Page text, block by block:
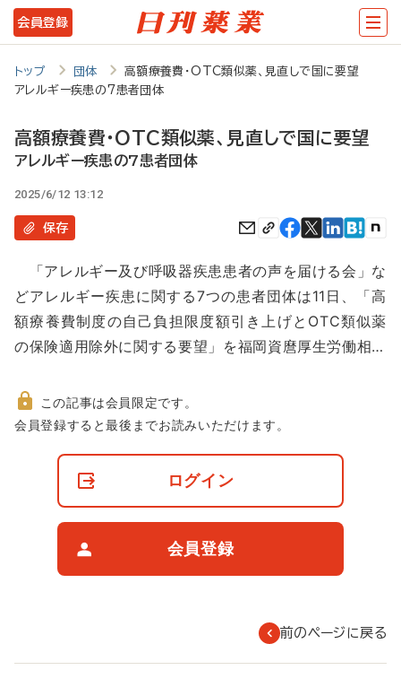
メ
イ
テ
ツ
に
動
会員登録
トップ 団体
高額療養費・OTC類似薬、見直しで国に要望
アレルギー疾患の7患者団体
高額療養費・OTC類似薬、見直しで国に要望
アレルギー疾患の7患者団体
2025/6/12 13:12
保存
「アレルギー及び呼吸器疾患患者の声を届ける会」な
どアレルギー疾患に関する7つの患者団体は11日、「高
額療養費制度の自己負担限度額引き上げとOTC類似薬
の保険適用除外に関する要望」を福岡資麿厚生労働相…
非
この記事は会員限定です。
会員登録すると最後までお読みいただけます。
ログイン
会員登録
前のページに戻る